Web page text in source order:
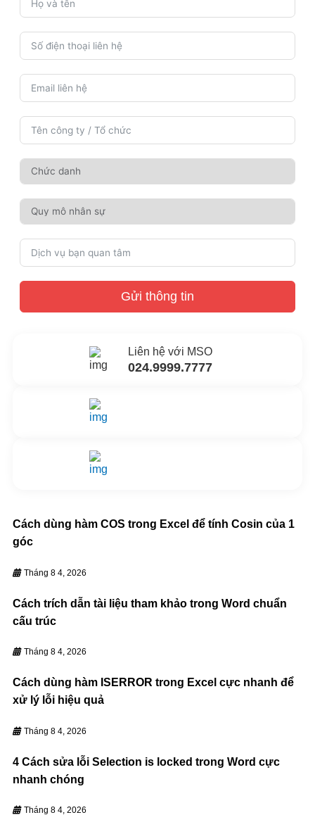
Gửi thông tin
Liên hệ với MSO
024.9999.7777
Cách dùng hàm COS trong Excel để tính Cosin của 1
góc
Tháng 8 4, 2026
Cách trích dẫn tài liệu tham khảo trong Word chuẩn
cấu trúc
Tháng 8 4, 2026
Cách dùng hàm ISERROR trong Excel cực nhanh để
xử lý lỗi hiệu quả
Tháng 8 4, 2026
4 Cách sửa lỗi Selection is locked trong Word cực
nhanh chóng
Tháng 8 4, 2026